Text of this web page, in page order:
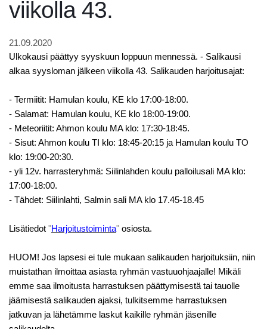
viikolla 43.
21.09.2020
Ulkokausi päättyy syyskuun loppuun mennessä. - Salikausi
alkaa syysloman jälkeen viikolla 43. Salikauden harjoitusajat:
- Termiitit: Hamulan koulu, KE klo 17:00-18:00.
- Salamat: Hamulan koulu, KE klo 18:00-19:00.
- Meteoriitit: Ahmon koulu MA klo: 17:30-18:45.
- Sisut: Ahmon koulu TI klo: 18:45-20:15 ja Hamulan koulu TO
klo: 19:00-20:30.
- yli 12v. harrasteryhmä: Siilinlahden koulu palloilusali MA klo:
17:00-18:00.
- Tähdet: Siilinlahti, Salmin sali MA klo 17.45-18.45
Lisätiedot "Harjoitustoiminta" osiosta.
HUOM! Jos lapsesi ei tule mukaan salikauden harjoituksiin, niin
muistathan ilmoittaa asiasta ryhmän vastuuohjaajalle! Mikäli
emme saa ilmoitusta harrastuksen päättymisestä tai tauolle
jäämisestä salikauden ajaksi, tulkitsemme harrastuksen
jatkuvan ja lähetämme laskut kaikille ryhmän jäsenille